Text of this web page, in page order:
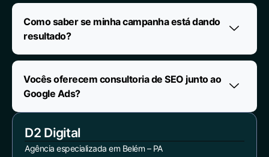
D2 Digital
Agência especializada em Belém – PA
Como saber se minha campanha está dando
resultado?
Vocês oferecem consultoria de SEO junto ao
Google Ads?